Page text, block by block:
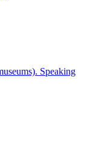
Speaking